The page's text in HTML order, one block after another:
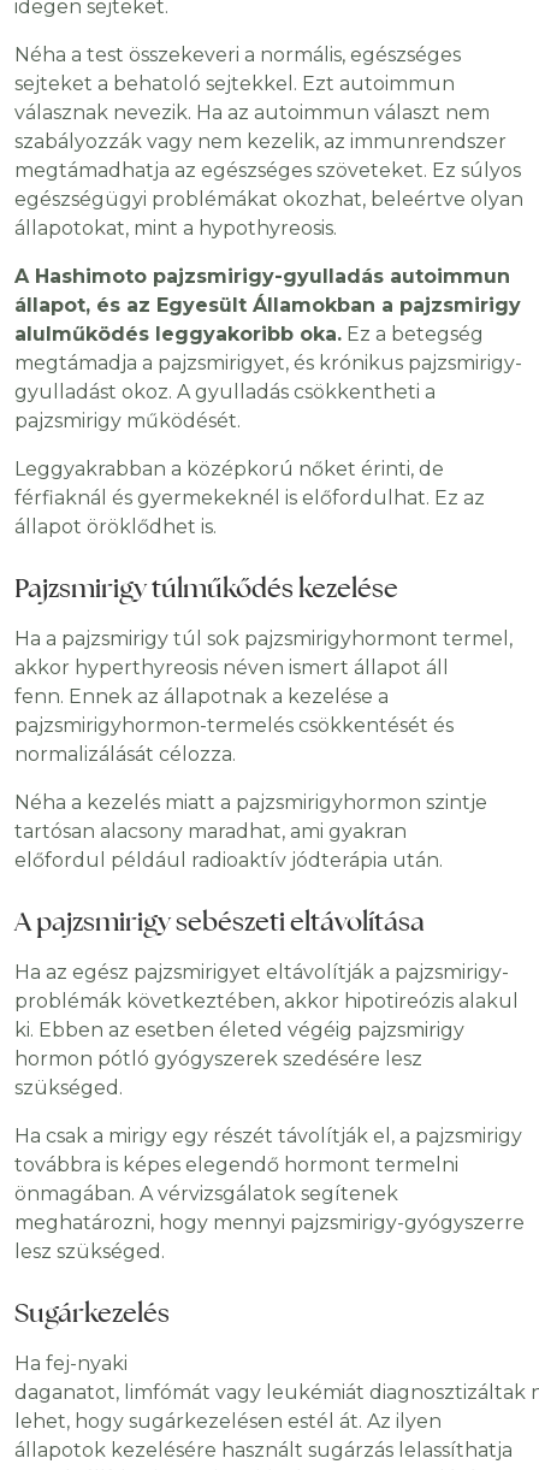
idegen sejteket.
Néha a test összekeveri a normális, egészséges
sejteket a behatoló sejtekkel. Ezt autoimmun
válasznak nevezik. Ha az autoimmun választ nem
szabályozzák vagy nem kezelik, az immunrendszer
megtámadhatja az egészséges szöveteket. Ez súlyos
egészségügyi problémákat okozhat, beleértve olyan
állapotokat, mint a hypothyreosis.
A Hashimoto pajzsmirigy-gyulladás autoimmun
állapot, és az Egyesült Államokban a pajzsmirigy
alulműködés leggyakoribb oka. Ez a betegség
megtámadja a pajzsmirigyet, és krónikus pajzsmirigy-
gyulladást okoz. A gyulladás csökkentheti a
pajzsmirigy működését.
Leggyakrabban a középkorú nőket érinti, de
férfiaknál és gyermekeknél is előfordulhat. Ez az
állapot öröklődhet is.
Pajzsmirigy túlműkődés kezelése
Ha a pajzsmirigy túl sok pajzsmirigyhormont termel,
akkor hyperthyreosis néven ismert állapot áll
fenn. Ennek az állapotnak a kezelése a
pajzsmirigyhormon-termelés csökkentését és
normalizálását célozza.
Néha a kezelés miatt a pajzsmirigyhormon szintje
tartósan alacsony maradhat, ami gyakran
előfordul például radioaktív jódterápia után.
A pajzsmirigy sebészeti eltávolítása
Ha az egész pajzsmirigyet eltávolítják a pajzsmirigy-
problémák következtében, akkor hipotireózis alakul
ki. Ebben az esetben életed végéig pajzsmirigy
hormon pótló gyógyszerek szedésére lesz
szükséged.
Ha csak a mirigy egy részét távolítják el, a pajzsmirigy
továbbra is képes elegendő hormont termelni
önmagában. A vérvizsgálatok segítenek
meghatározni, hogy mennyi pajzsmirigy-gyógyszerre
lesz szükséged.
Sugárkezelés
Ha fej-nyaki
daganatot, limfómát vagy leukémiát diagnosztizáltak
lehet, hogy sugárkezelésen estél át. Az ilyen
állapotok kezelésére használt sugárzás lelassíthatja